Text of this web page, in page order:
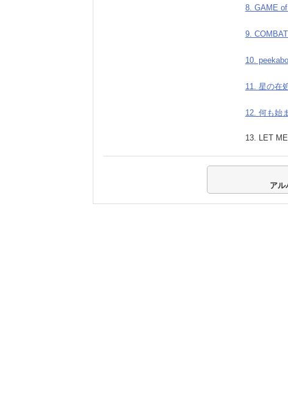
8. GAME
9.
10.
11. 星の在
12. 何も始
13. LET
アル